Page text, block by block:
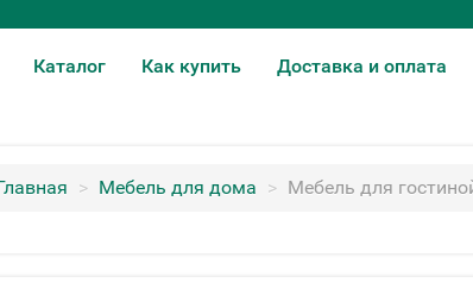
Каталог Как купить Доставка и оплата
> Мебель для дома > Мебель для